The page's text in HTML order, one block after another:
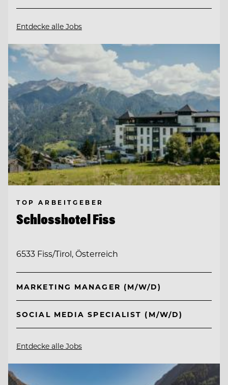
Entdecke alle Jobs
TOP ARBEITGEBER
Schlosshotel Fiss
6533 Fiss/Tirol, Österreich
MARKETING MANAGER (M/W/D)
SOCIAL MEDIA SPECIALIST (M/W/D)
Entdecke alle Jobs